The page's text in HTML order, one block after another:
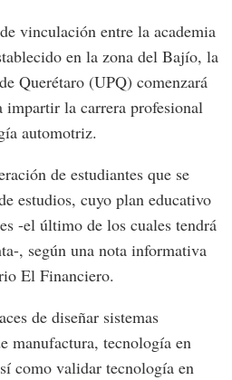
vinculación entre la academia
en la zona del Bajío, la
Querétaro (UPQ) comenzará
impartir la carrera profesional
automotriz.
de estudiantes que se
estudios, cuyo plan educativo
-el último de los cuales tendrá
, según una nota informativa
El Financiero.
de diseñar sistemas
manufactura, tecnología en
como validar tecnología en